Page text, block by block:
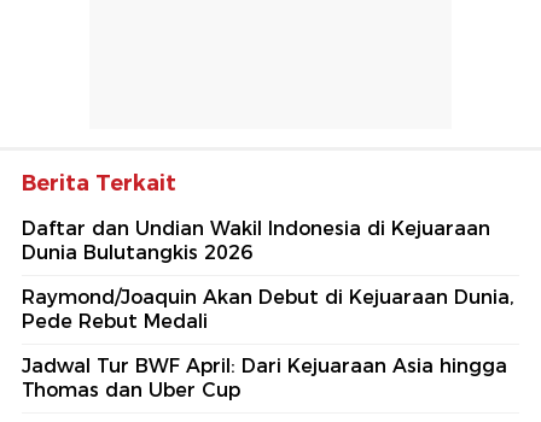
Berita Terkait
Daftar dan Undian Wakil Indonesia di Kejuaraan
Dunia Bulutangkis 2026
Raymond/Joaquin Akan Debut di Kejuaraan Dunia,
Pede Rebut Medali
Jadwal Tur BWF April: Dari Kejuaraan Asia hingga
Thomas dan Uber Cup